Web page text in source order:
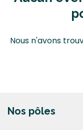
Nous n'avons
Nos pôles